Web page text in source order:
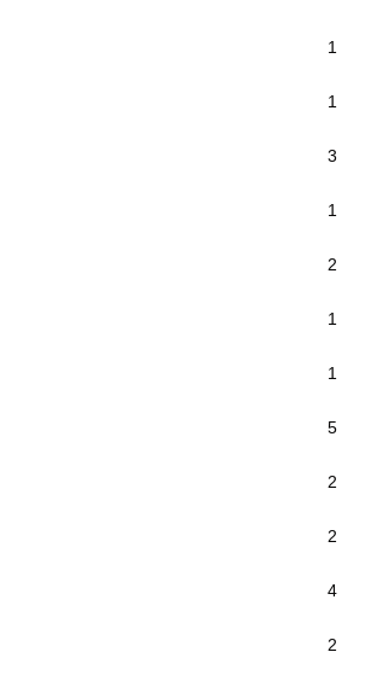
1
1
3
1
2
1
1
5
2
2
4
2